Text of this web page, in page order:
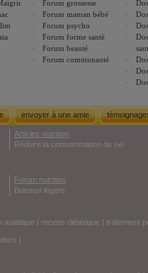
Forum grossesse
Forum maman bébé
Forum psycho
Forum forme santé
Forum beauté
Forum communauté
envoyer à une amie
Articles nutrition
Réduire la consommation de sel
Forum nutrition
Boisson légère
asiatique | recette diététique | traitement
|